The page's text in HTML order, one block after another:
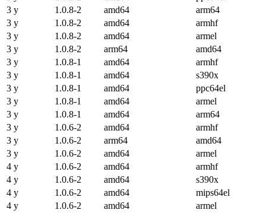
3 y
1.0.8-2 amd64
arm64
3 y
1.0.8-2 amd64
armhf
3 y
1.0.8-2 amd64
armel
3 y
1.0.8-2 arm64
amd64
3 y
1.0.8-1 amd64
armhf
3 y
1.0.8-1 amd64
s390x
3 y
1.0.8-1 amd64
ppc64el
3 y
1.0.8-1 amd64
armel
3 y
1.0.8-1 amd64
arm64
3 y
1.0.6-2 amd64
armhf
3 y
1.0.6-2 arm64
amd64
3 y
1.0.6-2 amd64
armel
4 y
1.0.6-2 amd64
armhf
4 y
1.0.6-2 amd64
s390x
4 y
1.0.6-2 amd64
mips64el
4 y
1.0.6-2 amd64
armel